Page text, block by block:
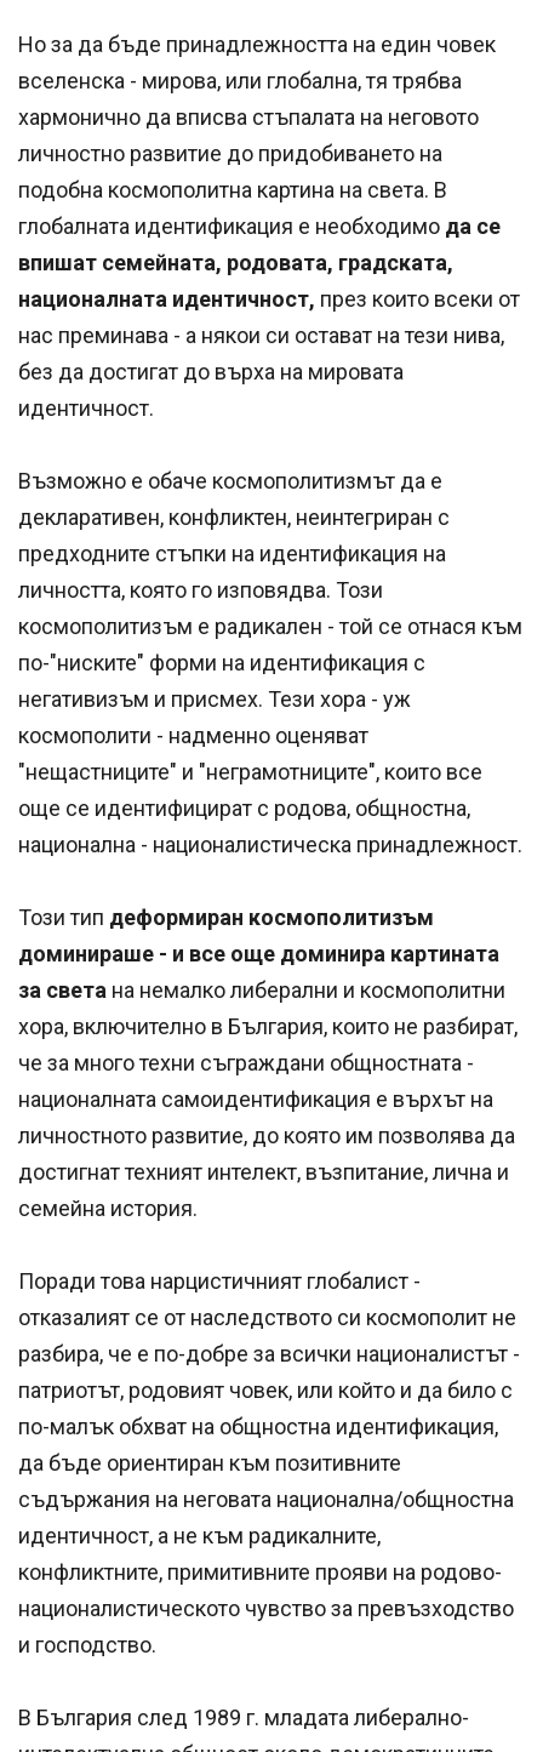
Но за да бъде принадлежността на един човек
вселенска - мирова, или глобална, тя трябва
хармонично да вписва стъпалата на неговото
личностно развитие до придобиването на
подобна космополитна картина на света. В
глобалната идентификация е необходимо да се
впишат семейната, родовата, градската,
националната идентичност, през които всеки от
нас преминава - а някои си остават на тези нива,
без да достигат до върха на мировата
идентичност.
Възможно е обаче космополитизмът да е
декларативен, конфликтен, неинтегриран с
предходните стъпки на идентификация на
личността, която го изповядва. Този
космополитизъм е радикален - той се отнася към
по-"ниските" форми на идентификация с
негативизъм и присмех. Тези хора - уж
космополити - надменно оценяват
"нещастниците" и "неграмотниците", които все
още се идентифицират с родова, общностна,
национална - националистическа принадлежност.
Този тип деформиран космополитизъм
доминираше - и все още доминира картината
за света на немалко либерални и космополитни
хора, включително в България, които не разбират,
че за много техни съграждани общностната -
националната самоидентификация е върхът на
личностното развитие, до която им позволява да
достигнат техният интелект, възпитание, лична и
семейна история.
Поради това нарцистичният глобалист -
отказалият се от наследството си космополит не
разбира, че е по-добре за всички националистът -
патриотът, родовият човек, или който и да било с
по-малък обхват на общностна идентификация,
да бъде ориентиран към позитивните
съдържания на неговата национална/общностна
идентичност, а не към радикалните,
конфликтните, примитивните прояви на родово-
националистическото чувство за превъзходство
и господство.
В България след 1989 г. младата либерално-